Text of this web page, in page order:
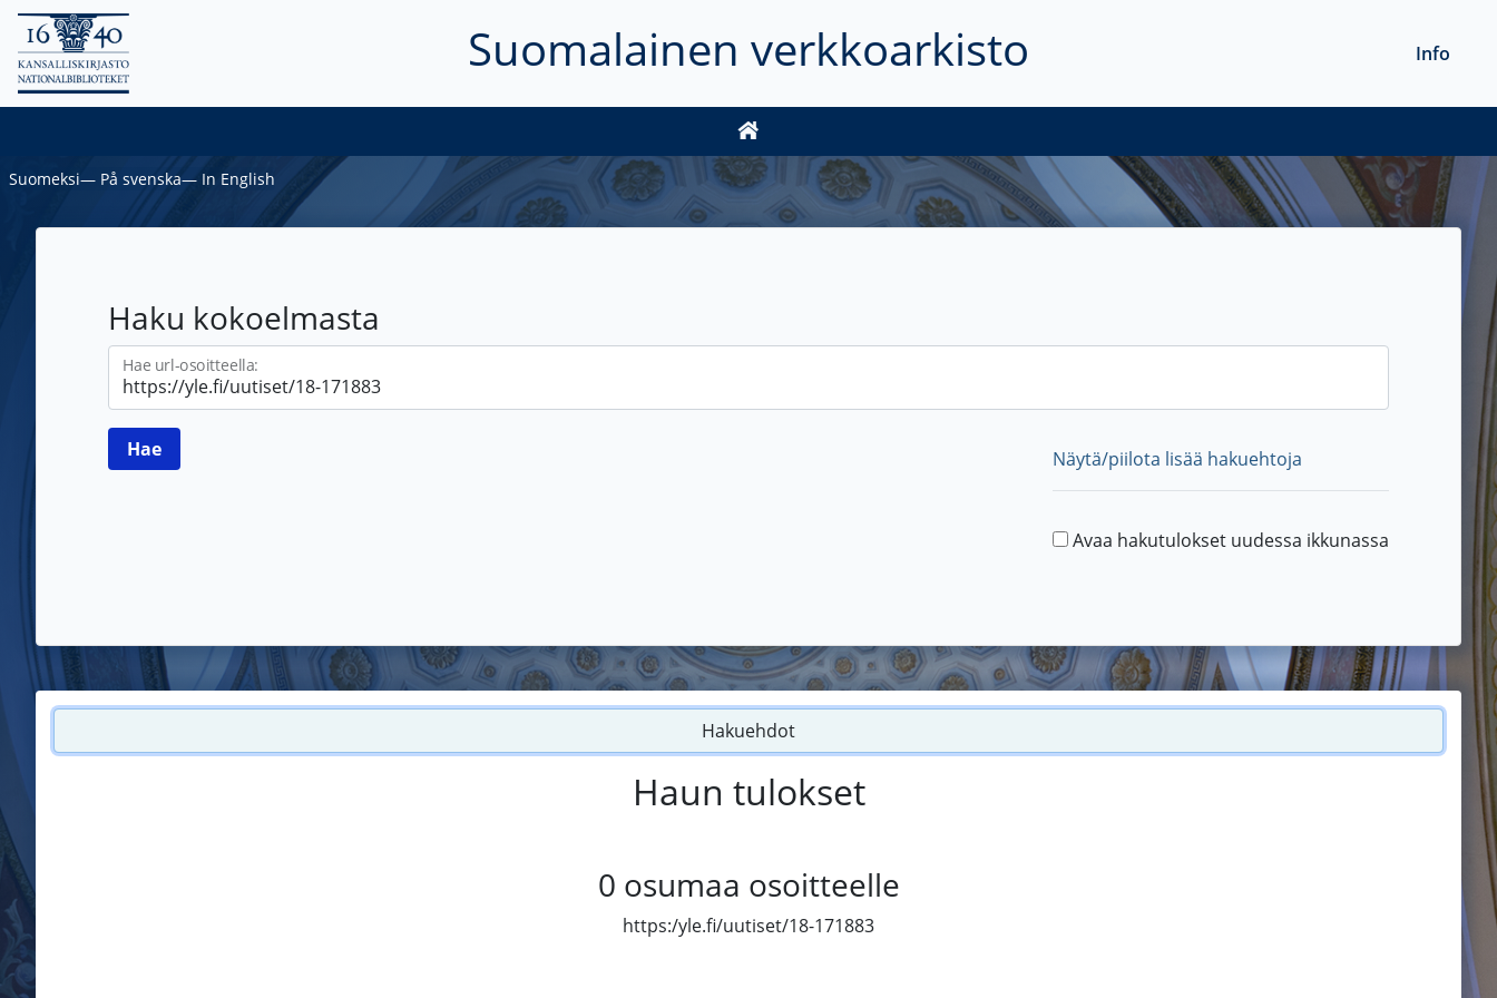
Suomalainen verkkoarkisto Info
Suomeksi― På svenska― In English
Haku kokoelmasta
Hae url-osoitteella:
Näytä/piilota lisää hakuehtoja
Avaa hakutulokset uudessa ikkunassa
Hakuehdot
Haun tulokset
0 osumaa osoitteelle
https:/yle.fi/uutiset/18-171883